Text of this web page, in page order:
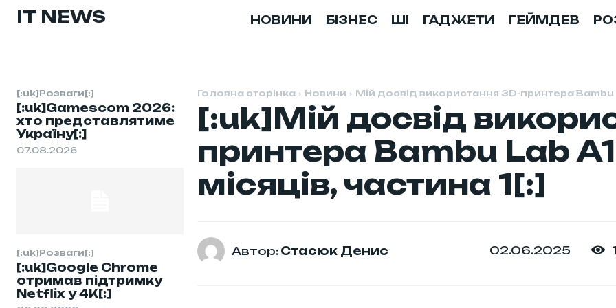
IT NEWS НОВИНИ БІЗНЕС ШІ ГАДЖЕТИ ГЕЙМДЕВ
[:uk]Розваги[:]
[:uk]Gamescom 2026:
хто представлятиме
Україну[:]
07.08.2026
[:uk]Розваги[:]
[:uk]Google Chrome
отримав підтримку
Netflix у 4K[:]
Головна сторінка Новини Мій досвід використання 3D-принтера Bambu
[:uk]Мій досвід
принтера Bambu Lab
місяців, частина 1[:]
Автор: Стасюк Денис 02.06.2025